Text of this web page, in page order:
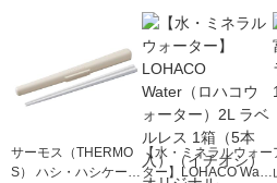
サーモス（THERMO
S） ハシ・ハシケース
【水・ミネラルウォー
ター】LOHACO Wate